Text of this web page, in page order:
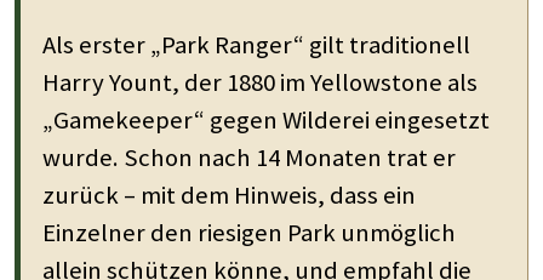
Als erster „Park Ranger“ gilt traditionell
Harry Yount, der 1880 im Yellowstone als
„Gamekeeper“ gegen Wilderei eingesetzt
wurde. Schon nach 14 Monaten trat er
zurück – mit dem Hinweis, dass ein
Einzelner den riesigen Park unmöglich
allein schützen könne, und empfahl die